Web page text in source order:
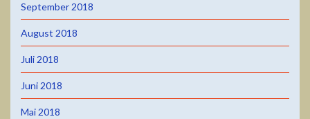
September 2018
August 2018
Juli 2018
Juni 2018
Mai 2018